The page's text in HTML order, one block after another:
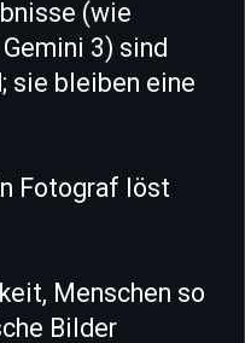
(wie
3) sind
sie bleiben eine
Fotograf löst
Menschen so
Bilder